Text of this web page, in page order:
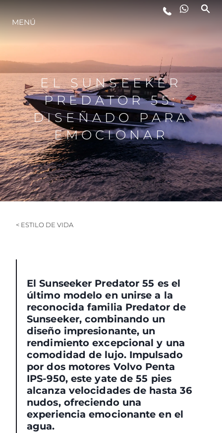
ESTILO DE VIDA
INNOVACIÓN
¿QUIÉNES SOMOS?
EL EQUIPO
HISTORIA
MENÚ
EL SUNSEEKER
PREDATOR 55:
DISEÑADO PARA
EMOCIONAR
< ESTILO DE VIDA
El Sunseeker Predator 55 es el
último modelo en unirse a la
reconocida familia Predator de
Sunseeker, combinando un
diseño impresionante, un
rendimiento excepcional y una
comodidad de lujo. Impulsado
por dos motores Volvo Penta
IPS-950, este yate de 55 pies
alcanza velocidades de hasta 36
nudos, ofreciendo una
experiencia emocionante en el
agua.